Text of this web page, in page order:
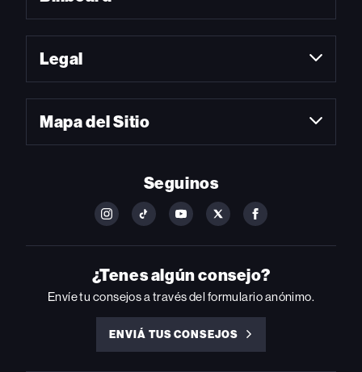
Legal
Mapa del Sitio
Seguinos
FOLLOW
ON
INSTAGRAM
FOLLOW
ON
YOUTUBE
FOLLOW
ON
YOUTUBE
FOLLOW
ON
FOLLOW
ON
FACEBOOK
¿Tenes algún consejo?
Envíe tu consejos a través del formulario anónimo.
ENVIÁ TUS CONSEJOS
ENVIÁ